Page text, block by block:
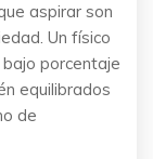
aspirar son
Un físico
porcentaje
equilibrados
de